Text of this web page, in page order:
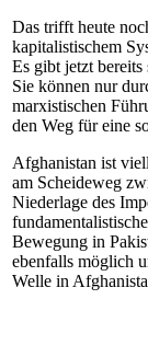
Das trifft heute
kapitalistischem
Es gibt jetzt bereits
Sie können nur
marxistischen
den Weg für eine
Afghanistan ist
am Scheideweg
Niederlage des
Bewegung in
ebenfalls möglich
Welle in